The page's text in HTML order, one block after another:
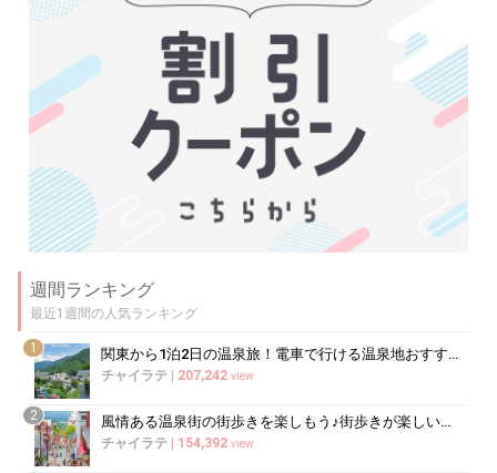
週間ランキング
最近1週間の人気ランキング
1 関東から1泊2日の温泉旅！電車で行ける温泉地おすすめ15選
チャイラテ 207,242 view
2 風情ある温泉街の街歩きを楽しもう♪街歩きが楽しい温泉地10選
チャイラテ 154,392 view